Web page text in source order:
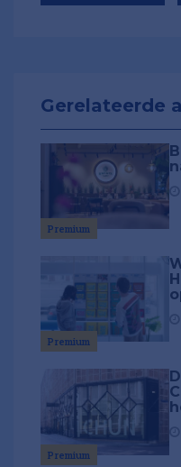
Gerelateerde
Premium
Premium
Premium